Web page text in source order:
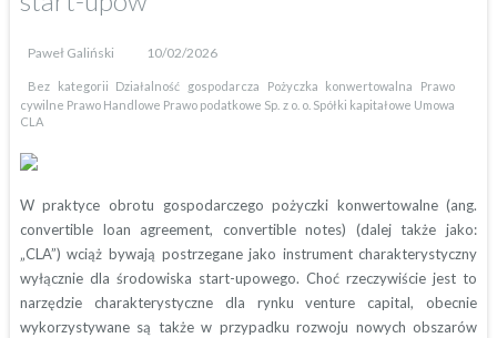
Paweł Galiński 10/02/2026
Bez kategorii Działalność gospodarcza Pożyczka konwertowalna
Prawo
cywilne Prawo Handlowe Prawo podatkowe Sp. z o. o. Spółki kapitałowe Umowa
CLA
W praktyce obrotu gospodarczego pożyczki konwertowalne (ang.
convertible loan agreement, convertible notes) (dalej także jako:
„CLA”) wciąż bywają postrzegane jako instrument charakterystyczny
wyłącznie dla środowiska start-upowego. Choć rzeczywiście jest to
narzędzie charakterystyczne dla rynku venture capital, obecnie
wykorzystywane są także w przypadku rozwoju nowych obszarów